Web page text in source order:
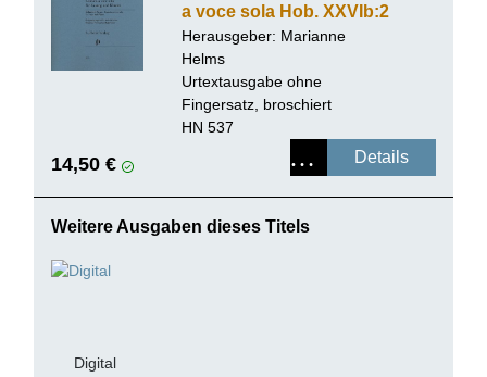
a voce sola Hob. XXVIb:2
für Gesang und Klavier
Herausgeber: Marianne
Helms
Urtextausgabe ohne
Fingersatz, broschiert
HN 537
14,50 € Details
Weitere Ausgaben dieses Titels
Digital